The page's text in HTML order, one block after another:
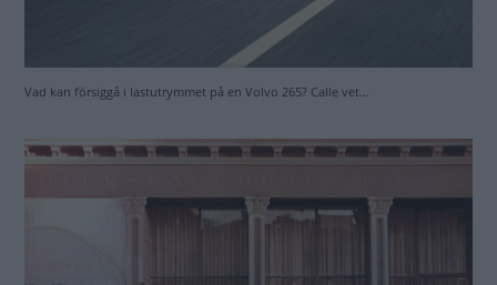
Vad kan försiggå i lastutrymmet på en Volvo 265? Calle vet...